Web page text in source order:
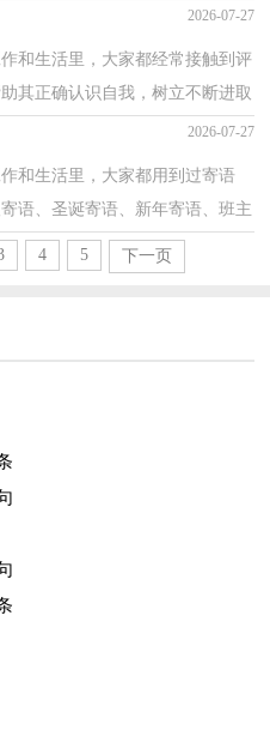
？下面是小编整理的...
2026-07-27
和生活里，大家都经常接触到评
其正确认识自我，树立不断进取
都头痛的问题，以下...
2026-07-27
和生活里，大家都用到过寄语
语、圣诞寄语、新年寄语、班主
才是好的呢？以下是...
4 5
下一页